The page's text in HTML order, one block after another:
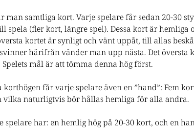
samtliga kort. Varje spelare får sedan 20-30
spela (fler kort, längre spel). Dessa kort är hemliga
kortet är synligt och vänt uppåt, till allas
härifrån vänder man upp nästa. Det översta
mål är att tömma denna hög först.
får varje spelare även en ”hand”: Fem
vilka naturligtvis bör hållas hemliga för alla andra.
spelare har: en hemlig hög på 20-30 kort, och en